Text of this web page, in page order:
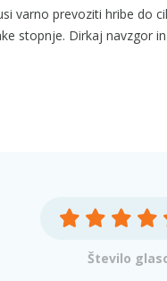
varno prevoziti hribe do
stopnje. Dirkaj navzgor
Število